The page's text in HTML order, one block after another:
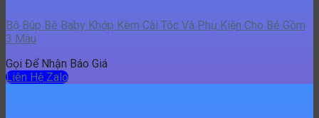
Bộ Búp Bê Baby Khớp Kèm Cài Tóc Và Phụ Kiện Cho Bé Gồm
3 Màu
Gọi Để Nhận Báo Giá
Liên Hệ Zalo